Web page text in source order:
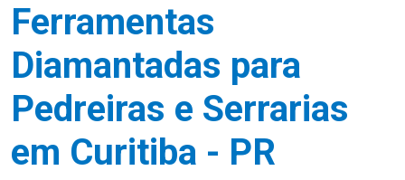
Ferramentas
Diamantadas para
Pedreiras e Serrarias
em Curitiba - PR